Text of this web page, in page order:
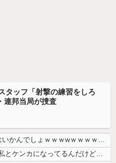
タッフ「射撃の練習をしろ
連邦当局が捜査
【画像】 16歳でこのお◯ぱいはいかんでしょｗｗｗwｗｗｗｗｗｗｗｗ❤
彼氏が『この車』買おうとして私とケンカになってるんだけどｗｗｗｗｗｗ